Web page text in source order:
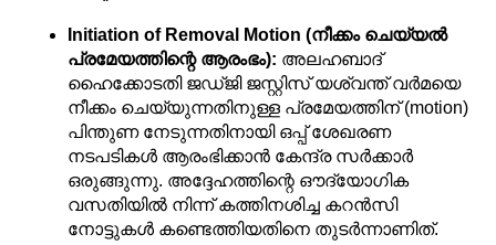
Initiation of Removal Motion (നീക്കം ചെയ്യൽ
പ്രമേയത്തിന്റെ ആരംഭം): അലഹബാദ്
ഹൈക്കോടതി ജഡ്ജി ജസ്റ്റിസ് യശ്വന്ത് വർമയെ
നീക്കം ചെയ്യുന്നതിനുള്ള പ്രമേയത്തിന് (motion)
പിന്തുണ നേടുന്നതിനായി ഒപ്പ് ശേഖരണ
നടപടികൾ ആരംഭിക്കാൻ കേന്ദ്ര സർക്കാർ
ഒരുങ്ങുന്നു. അദ്ദേഹത്തിന്റെ ഔദ്യോഗിക
വസതിയിൽ നിന്ന് കത്തിനശിച്ച കറൻസി
നോട്ടുകൾ കണ്ടെത്തിയതിനെ തുടർന്നാണിത്.